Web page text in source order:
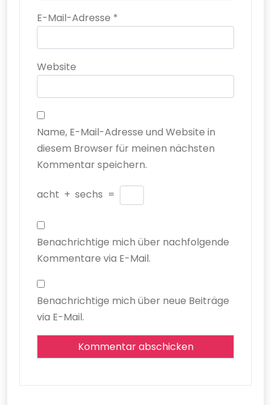
E-Mail-Adresse *
Website
Name, E-Mail-Adresse und Website in
diesem Browser für meinen nächsten
Kommentar speichern.
acht + sechs =
Benachrichtige mich über nachfolgende
Kommentare via E-Mail.
Benachrichtige mich über neue Beiträge
via E-Mail.